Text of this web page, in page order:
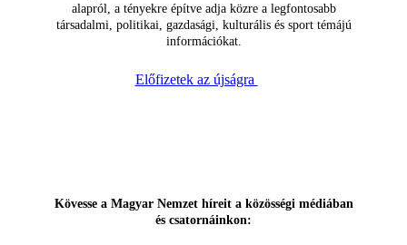
alapról, a tényekre építve adja közre a legfontosabb
társadalmi, politikai, gazdasági, kulturális és sport témájú
információkat.
Előfizetek az újságra
Kövesse a Magyar Nemzet híreit a közösségi médiában
és csatornáinkon: